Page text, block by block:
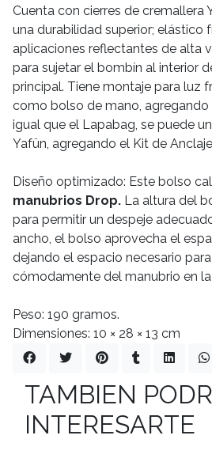
Cuenta con cierres de cremallera
una durabilidad superior; elástico
aplicaciones reflectantes de alta
para sujetar el bombín al interior
principal. Tiene montaje para luz
como bolso de mano, agregando
igual que el Lapabag, se puede
Yafün, agregando el Kit de
Diseño optimizado: Este bolso
manubrios Drop. La altura del
para permitir un despeje
ancho, el bolso aprovecha el
dejando el espacio necesario
cómodamente del manubrio en
Peso: 190 gramos.
Dimensiones: 10 × 28 × 13 cm
TAMBIEN
INTERESARTE